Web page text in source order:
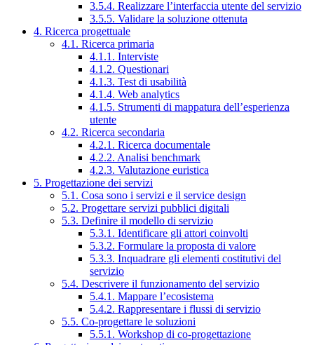
3.5.4. Realizzare l’interfaccia utente del servizio
3.5.5. Validare la soluzione ottenuta
4. Ricerca progettuale
4.1. Ricerca primaria
4.1.1. Interviste
4.1.2. Questionari
4.1.3. Test di usabilità
4.1.4. Web analytics
4.1.5. Strumenti di mappatura dell’esperienza
utente
4.2. Ricerca secondaria
4.2.1. Ricerca documentale
4.2.2. Analisi benchmark
4.2.3. Valutazione euristica
5. Progettazione dei servizi
5.1. Cosa sono i servizi e il service design
5.2. Progettare servizi pubblici digitali
5.3. Definire il modello di servizio
5.3.1. Identificare gli attori coinvolti
5.3.2. Formulare la proposta di valore
5.3.3. Inquadrare gli elementi costitutivi del
servizio
5.4. Descrivere il funzionamento del servizio
5.4.1. Mappare l’ecosistema
5.4.2. Rappresentare i flussi di servizio
5.5. Co-progettare le soluzioni
5.5.1. Workshop di co-progettazione